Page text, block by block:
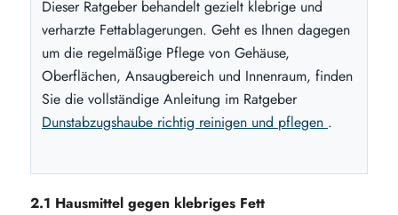
Dieser Ratgeber behandelt gezielt klebrige und
verharzte Fettablagerungen. Geht es Ihnen dagegen
um die regelmäßige Pflege von Gehäuse,
Oberflächen, Ansaugbereich und Innenraum, finden
Sie die vollständige Anleitung im Ratgeber
Dunstabzugshaube richtig reinigen und pflegen .
2.1 Hausmittel gegen klebriges Fett